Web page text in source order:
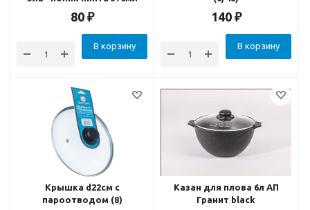
80₽
В корзину
140₽
В корзину
Крышка d22см с
пароотводом (8)
Казан для плова 6л АП
Гранит black